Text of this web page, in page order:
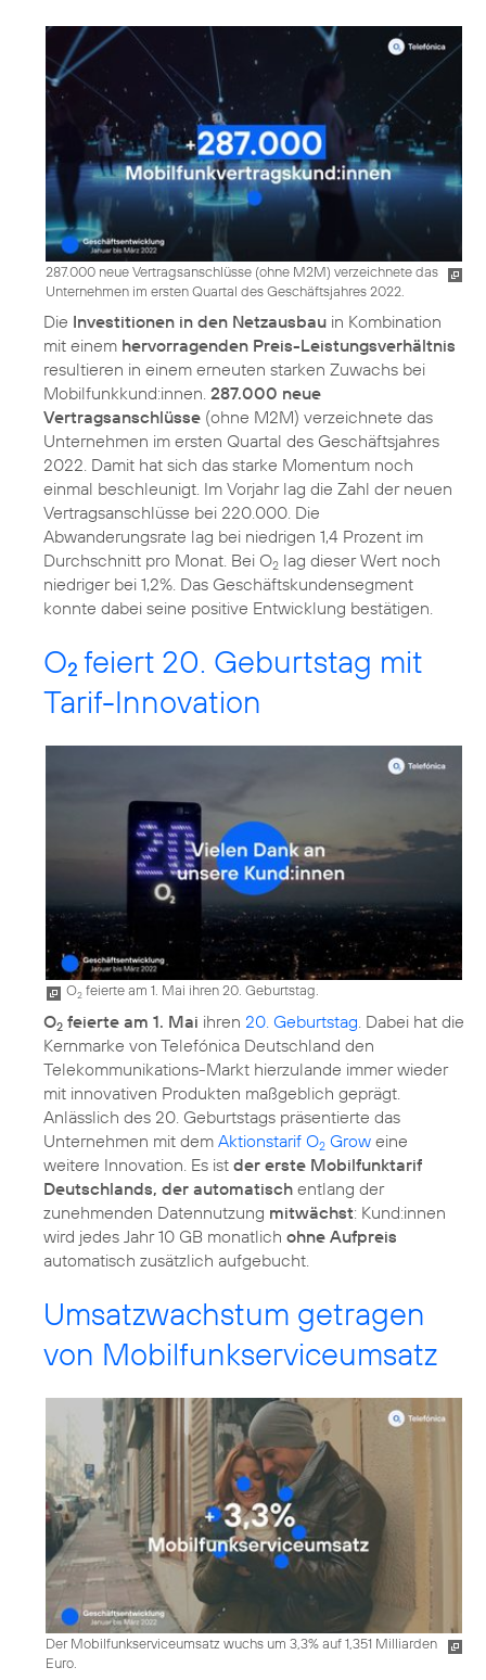
287.000 neue Vertragsanschlüsse (ohne M2M) verzeichnete das
Unternehmen im ersten Quartal des Geschäftsjahres 2022.
Die Investitionen in den Netzausbau in Kombination
mit einem hervorragenden Preis-Leistungsverhältnis
resultieren in einem erneuten starken Zuwachs bei
Mobilfunkkund:innen. 287.000 neue
Vertragsanschlüsse (ohne M2M) verzeichnete das
Unternehmen im ersten Quartal des Geschäftsjahres
2022. Damit hat sich das starke Momentum noch
einmal beschleunigt. Im Vorjahr lag die Zahl der neuen
Vertragsanschlüsse bei 220.000. Die
Abwanderungsrate lag bei niedrigen 1,4 Prozent im
Durchschnitt pro Monat. Bei O2 lag dieser Wert noch
niedriger bei 1,2%. Das Geschäftskundensegment
konnte dabei seine positive Entwicklung bestätigen.
O2 feiert 20. Geburtstag mit
Tarif-Innovation
O2 feierte am 1. Mai ihren 20. Geburtstag.
O2 feierte am 1. Mai ihren 20. Geburtstag. Dabei hat die
Kernmarke von Telefónica Deutschland den
Telekommunikations-Markt hierzulande immer wieder
mit innovativen Produkten maßgeblich geprägt.
Anlässlich des 20. Geburtstags präsentierte das
Unternehmen mit dem Aktionstarif O2 Grow eine
weitere Innovation. Es ist der erste Mobilfunktarif
Deutschlands, der automatisch entlang der
zunehmenden Datennutzung mitwächst: Kund:innen
wird jedes Jahr 10 GB monatlich ohne Aufpreis
automatisch zusätzlich aufgebucht.
Umsatzwachstum getragen
von Mobilfunkserviceumsatz
Der Mobilfunkserviceumsatz wuchs um 3,3% auf 1,351 Milliarden
Euro.